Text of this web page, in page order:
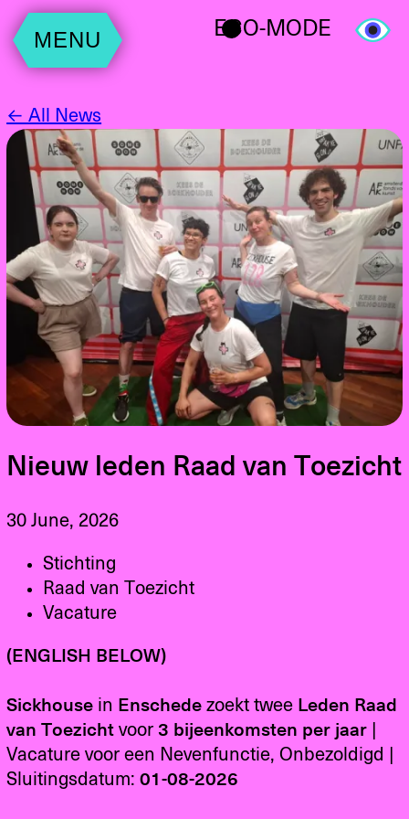
MENU ECO-MODE
← All News
Nieuw leden Raad van Toezicht
30 June, 2026
Stichting
Raad van Toezicht
Vacature
(ENGLISH BELOW)
Sickhouse in Enschede zoekt twee Leden Raad
van Toezicht voor3 bijeenkomsten per jaar
Vacature voor een Nevenfunctie, Onbezoldigd |
Sluitingsdatum:01-08-2026